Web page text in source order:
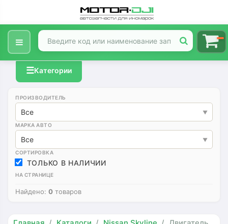
☰Категории
ПРОИЗВОДИТЕЛЬ
Все
МАРКА АВТО
Все
СОРТИРОВКА
ТОЛЬКО В НАЛИЧИИ
НА СТРАНИЦЕ
Найдено: 0 товаров